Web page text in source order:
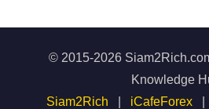
© 2015-2026
Knowledge
Siam2Rich
iCafeForex